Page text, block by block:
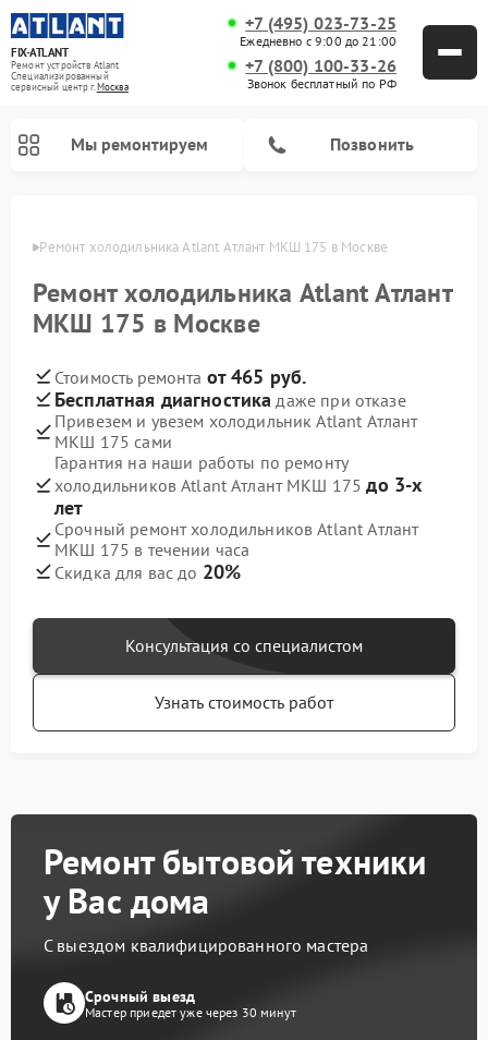
FIX-ATLANT
Ремонт устройств Atlant
Специализированный
cервисный центр г.Москва
+7 (495) 023-73-25
Ежедневно с 9:00 до 21:00
+7 (800) 100-33-26
Звонок бесплатный по РФ
Мы ремонтируем Позвонить
Ремонт холодильника Atlant Атлант МКШ 175 в Москве
Ремонт холодильника Atlant Атлант
МКШ 175 в Москве
Стоимость ремонта от 465 руб.
Бесплатная диагностика даже при отказе
Привезем и увезем холодильник Atlant Атлант
МКШ 175 сами
Гарантия на наши работы по ремонту
холодильников Atlant Атлант МКШ 175до 3-х
лет
Срочный ремонт холодильников Atlant Атлант
МКШ 175 в течении часа
Скидка для вас до 20%
Консультация со специалистом
Узнать стоимость работ
Ремонт бытовой техники
у Вас дома
С выездом квалифицированного мастера
Срочный выезд
Мастер приедет уже через 30 минут